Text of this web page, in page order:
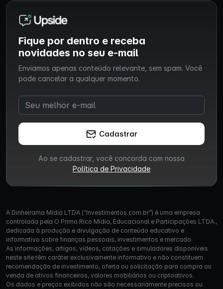
Fique por dentro e receba
novidades no seu e-mail
Enviamos apenas conteúdo relevante, sem spam. Você
pode cancelar a qualquer momento.
Cadastrar
Ao se cadastrar, você concorda com nossa
Política de Privacidade
A Dinheirama Mídia LTDA (“Investimentos.com.br”) é uma empresa
controlada pela O Primo Rico Mídia, Educacional e Participações LTDA.,
dedicada à produção e divulgação de conteúdo educativo e
informativo sobre finanças pessoais, investimentos e mercado.
As informações, artigos, vídeos, cotações e simuladores disponíveis
neste site têm caráter exclusivamente informativo e não constituem
recomendação de investimento, oferta ou solicitação para compra ou
venda de ativos financeiros, valores mobiliários ou criptoativos.
Os dados e preços exibidos não são necessariamente precisos ou